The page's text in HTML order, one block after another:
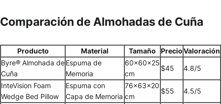
Comparación de Almohadas de Cuña
Producto Material Tamaño PrecioValoración
Byre® Almohada de
Cuña
Espuma de
Memoria
60x60x25
cm
$45 4.8/5
InteVision Foam
Wedge Bed Pillow
Espuma con
Capa de Memoria
76x63x20
cm
$55 4.5/5